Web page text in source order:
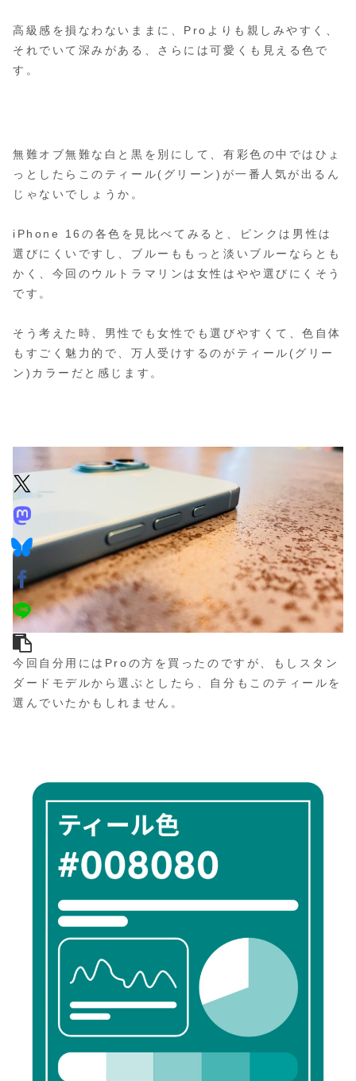
高級感を損なわないままに、Proよりも親しみやすく、
それでいて深みがある、さらには可愛くも見える色で
す。
無難オブ無難な白と黒を別にして、有彩色の中ではひょ
っとしたらこのティール(グリーン)が一番人気が出るん
じゃないでしょうか。
iPhone 16の各色を見比べてみると、ピンクは男性は
選びにくいですし、ブルーももっと淡いブルーならとも
かく、今回のウルトラマリンは女性はやや選びにくそう
です。
そう考えた時、男性でも女性でも選びやすくて、色自体
もすごく魅力的で、万人受けするのがティール(グリー
ン)カラーだと感じます。
今回自分用にはProの方を買ったのですが、もしスタン
ダードモデルから選ぶとしたら、自分もこのティールを
選んでいたかもしれません。